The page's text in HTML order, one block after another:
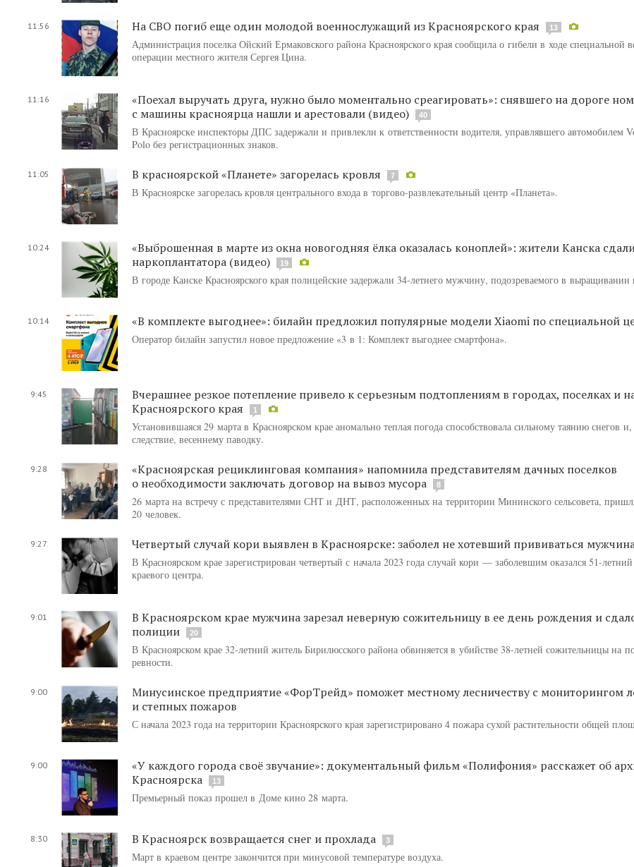
11:56 На СВО погиб еще один молодой военнослужащий из Красноярского края 13
Администрация поселка Ойский Ермаковского района Красноярского края сообщила о гибели в ходе специальной
операции местного жителя Сергея Цина.
11:16
«Поехал выручать друга, нужно было моментально среагировать»: снявшего на дороге
с машины красноярца нашли и арестовали (видео)
40
В Красноярске инспекторы ДПС задержали и привлекли к ответственности водителя, управлявшего автомобилем
Polo без регистрационных знаков.
11:05 В красноярской «Планете» загорелась кровля 7
В Красноярске загорелась кровля центрального входа в торгово-развлекательный центр «Планета».
10:24
«Выброшенная в марте из окна новогодняя ёлка оказалась коноплей»: жители Канска
наркоплантатора (видео)
19
В городе Канске Красноярского края полицейские задержали 34-летнего мужчину, подозреваемого в выращивании
10:14 «В комплекте выгоднее»: билайн предложил популярные модели Xiaomi по специальной
Оператор билайн запустил новое предложение «3 в 1: Комплект выгоднее смартфона».
9:45
Вчерашнее резкое потепление привело к серьезным подтоплениям в городах, поселках и
Красноярского края
1
Установившаяся 29 марта в Красноярском крае аномально теплая погода способствовала сильному таянию снегов и,
следствие, весеннему паводку.
9:28
«Красноярская рециклинговая компания» напомнила представителям дачных поселков
о необходимости заключать договор на вывоз мусора
8
26 марта на встречу с представителями СНТ и ДНТ, расположенных на территории Мининского сельсовета,
20 человек.
9:27 Четвертый случай кори выявлен в Красноярске: заболел не хотевший прививаться
В Красноярском крае зарегистрирован четвертый с начала 2023 года случай кори — заболевшим оказался 51-
краевого центра.
9:01
В Красноярском крае мужчина зарезал неверную сожительницу в ее день рождения и
полиции
20
В Красноярском крае 32-летний житель Бирилюсского района обвиняется в убийстве 38-летней сожительницы на
ревности.
9:00
Минусинское предприятие «ФорТрейд» поможет местному лесничеству с мониторингом
и степных пожаров
С начала 2023 года на территории Красноярского края зарегистрировано 4 пожара сухой растительности общей
9:00
«У каждого города своё звучание»: документальный фильм «Полифония» расскажет об
Красноярска
13
Премьерный показ прошел в Доме кино 28 марта.
8:30 В Красноярск возвращается снег и прохлада 3
Март в краевом центре закончится при минусовой температуре воздуха.